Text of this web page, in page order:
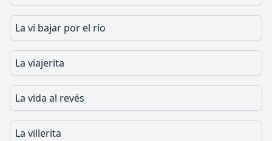
La vi bajar por el río
La viajerita
La vida al revés
La villerita